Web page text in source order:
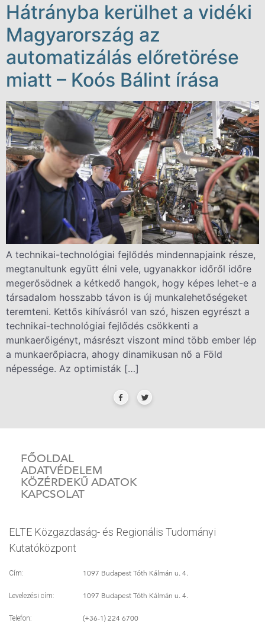
Hátrányba kerülhet a vidéki
Magyarország az
automatizálás előretörése
miatt – Koós Bálint írása
A technikai-technológiai fejlődés mindennapjaink része,
megtanultunk együtt élni vele, ugyanakkor időről időre
megerősödnek a kétkedő hangok, hogy képes lehet-e a
társadalom hosszabb távon is új munkalehetőségeket
teremteni. Kettős kihívásról van szó, hiszen egyrészt a
technikai-technológiai fejlődés csökkenti a
munkaerőigényt, másrészt viszont mind több ember lép
a munkaerőpiacra, ahogy dinamikusan nő a Föld
népessége. Az optimisták […]
FŐOLDAL
ADATVÉDELEM
KÖZÉRDEKŰ ADATOK
KAPCSOLAT
ELTE Közgazdaság- és Regionális Tudományi
Kutatóközpont
Cím: 1097 Budapest Tóth Kálmán u. 4.
Levelezési cím: 1097 Budapest Tóth Kálmán u. 4.
Telefon: (+36-1) 224 6700